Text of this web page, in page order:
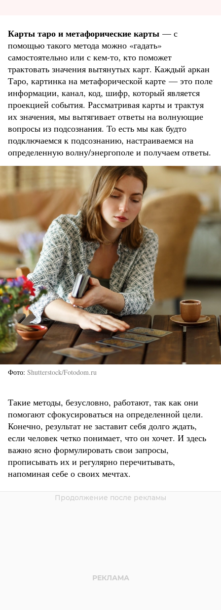
Карты таро и метафорические карты — с
помощью такого метода можно «гадать»
самостоятельно или с кем-то, кто поможет
трактовать значения вытянутых карт. Каждый аркан
Таро, картинка на метафорической карте — это поле
информации, канал, код, шифр, который является
проекцией события. Рассматривая карты и трактуя
их значения, мы вытягивает ответы на волнующие
вопросы из подсознания. То есть мы как будто
подключаемся к подсознанию, настраиваемся на
определенную волну/энергополе и получаем ответы.
Фото Shutterstock/Fotodom.ru
Такие методы, безусловно, работают, так как они
помогают сфокусироваться на определенной цели.
Конечно, результат не заставит себя долго ждать,
если человек четко понимает, что он хочет. И здесь
важно ясно формулировать свои запросы,
прописывать их и регулярно перечитывать,
напоминая себе о своих мечтах.